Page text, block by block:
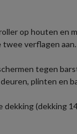
op houten en
twee verflagen aan.
tegen
plinten en
(dekking